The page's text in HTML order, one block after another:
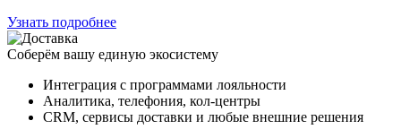
Узнать подробнее
Соберём вашу единую экосистему
Интеграция с программами лояльности
Аналитика, телефония, кол-центры
CRM, сервисы доставки и любые внешние решения